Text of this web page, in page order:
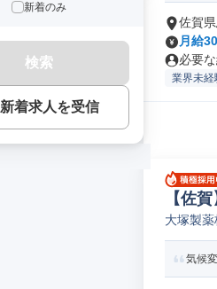
新着のみ
検索
新着求人を受信
佐賀
月給
必要
業界未経
【佐
大塚製
気候